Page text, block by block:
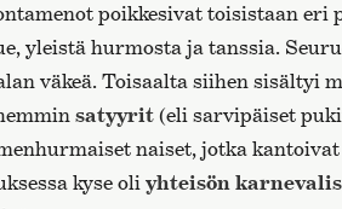
poikkesivat toisistaan
yleistä hurmosta ja tanssia.
väkeä. Toisaalta siihen sisältyi
satyyrit (eli sarvipäiset
naiset, jotka
kyse oliyhteisön